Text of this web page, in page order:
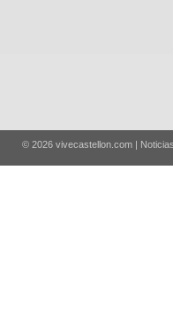
© 2026 vivecastellon.com |